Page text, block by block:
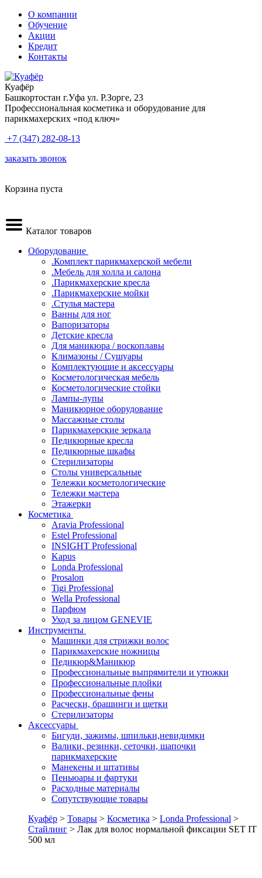
О компании
Обучение
Акции
Кредит
Контакты
Куафёр
Башкортостан г.Уфа ул. Р.Зорге, 23
Профессиональная косметика и оборудование для
парикмахерских «под ключ»
+7 (347) 282-08-13
заказать звонок
Корзина пуста
Каталог товаров
Оборудование
.Комплект парикмахерской мебели
.Мебель для холла и салона
.Парикмахерские кресла
.Парикмахерские мойки
.Стулья мастера
Ванны для ног
Вапоризаторы
Детские кресла
Для маникюра / воскоплавы
Климазоны / Сушуары
Комплектующие и аксессуары
Косметологическая мебель
Косметологические стойки
Лампы-лупы
Маникюрное оборудование
Массажные столы
Парикмахерские зеркала
Педикюрные кресла
Педикюрные шкафы
Стерилизаторы
Столы универсальные
Тележки косметологические
Тележки мастера
Этажерки
Косметика
Aravia Professional
Estel Professional
INSIGHT Professional
Kapus
Londa Professional
Prosalon
Tigi Professional
Wella Professional
Парфюм
Уход за лицом GENEVIE
Инструменты
Машинки для стрижки волос
Парикмахерские ножницы
Педикюр&Маникюр
Профессиональные выпрямители и утюжки
Профессиональные плойки
Профессиональные фены
Расчески, брашинги и щетки
Стерилизаторы
Аксессуары
Бигуди, зажимы, шпильки,невидимки
Валики, резинки, сеточки, шапочки
парикмахерские
Манекены и штативы
Пеньюары и фартуки
Расходные материалы
Сопутствующие товары
Куафёр > Товары > Косметика > Londa Professional >
Стайлинг > Лак для волос нормальной фиксации SET IT
500 мл